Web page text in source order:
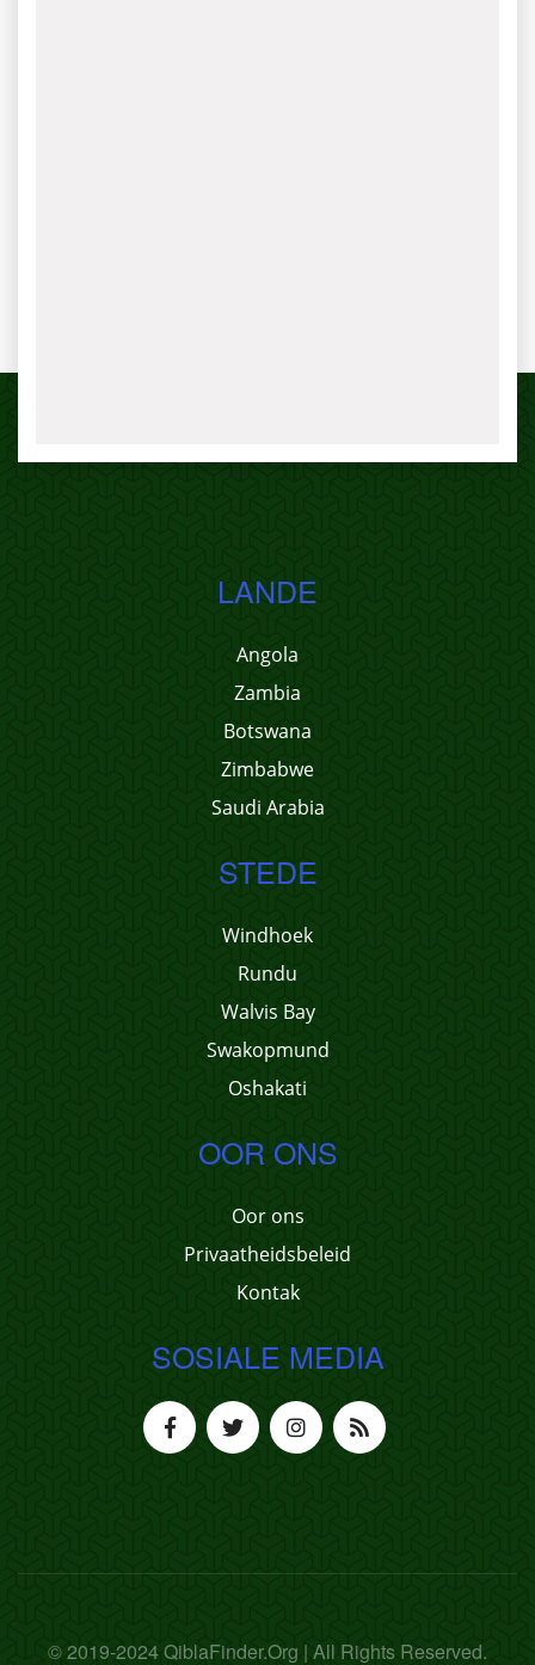
LANDE
Angola
Zambia
Botswana
Zimbabwe
Saudi Arabia
STEDE
Windhoek
Rundu
Walvis Bay
Swakopmund
Oshakati
OOR ONS
Oor ons
Privaatheidsbeleid
Kontak
SOSIALE MEDIA
© 2019-2024 QiblaFinder.Org | All Rights Reserved.